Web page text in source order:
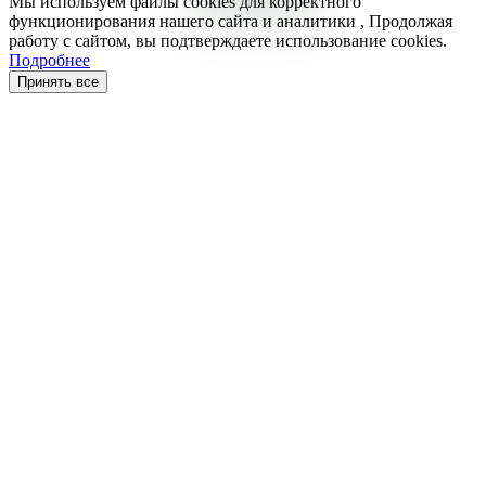
функционирования нашего сайта и аналитики , Продолжая
работу с сайтом, вы подтверждаете использование cookies.
Подробнее
Принять все